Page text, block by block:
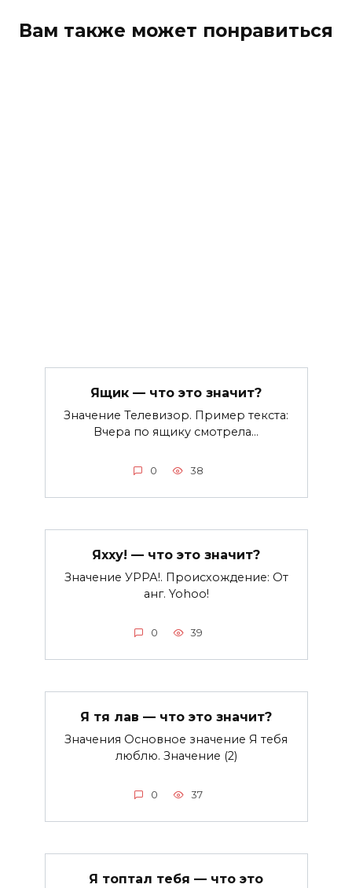
Вам также может понравиться
Ящик — что это значит?
Значение Телевизор. Пример текста:
Вчера по ящику смотрела…
0 38
Яхху! — что это значит?
Значение УРРА!. Происхождение: От
анг. Yohoo!
0 39
Я тя лав — что это значит?
Значения Основное значение Я тебя
люблю. Значение (2)
0 37
Я топтал тебя — что это